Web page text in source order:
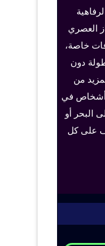
العصري
خاصة،
دون
من
الخصوصية والراحة، ويمكن أن تستوعب عائلات كبيرة أو مجموعات تصل إلى 4-6 أشخاص في
البحر أو
على كل